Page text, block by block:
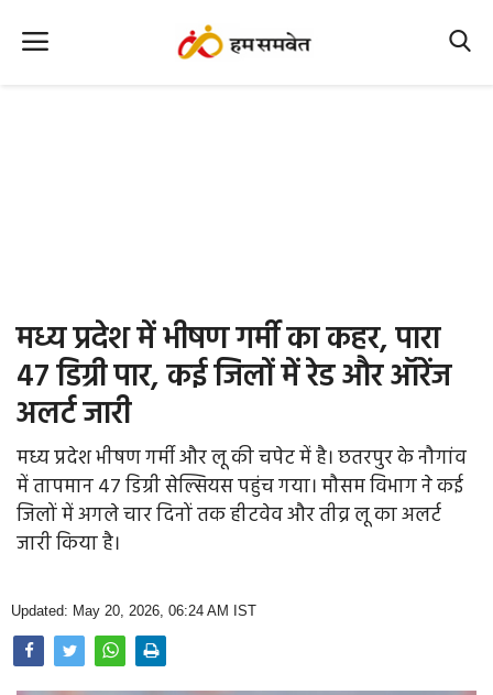
Office Office
Political Gossips
Farm & Food
Opinion
Photo Gallery
Home
मध्य प्रदेश में भीषण गर्मी का कहर, पारा
47 डिग्री पार, कई जिलों में रेड और ऑरेंज
अलर्ट जारी
मध्य प्रदेश भीषण गर्मी और लू की चपेट में है। छतरपुर के नौगांव
में तापमान 47 डिग्री सेल्सियस पहुंच गया। मौसम विभाग ने कई
जिलों में अगले चार दिनों तक हीटवेव और तीव्र लू का अलर्ट
जारी किया है।
Updated: May 20, 2026, 06:24 AM IST